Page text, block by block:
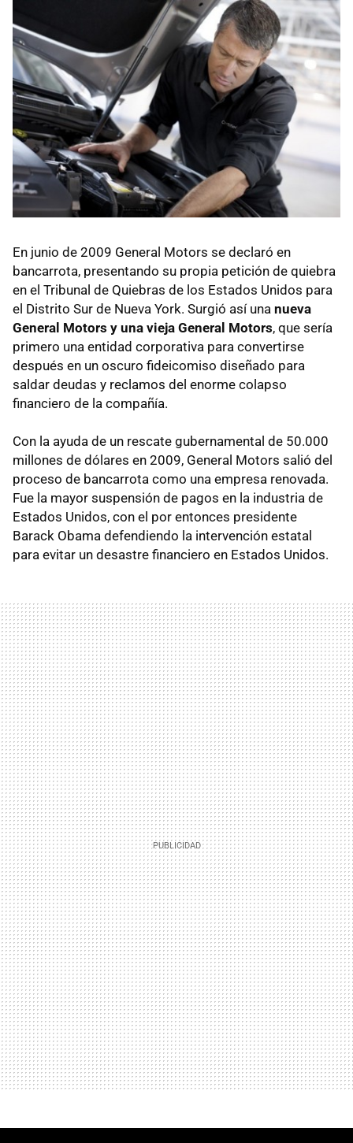
En junio de 2009 General Motors se declaró en
bancarrota, presentando su propia petición de quiebra
en el Tribunal de Quiebras de los Estados Unidos para
el Distrito Sur de Nueva York. Surgió así una nueva
General Motors y una vieja General Motors, que sería
primero una entidad corporativa para convertirse
después en un oscuro fideicomiso diseñado para
saldar deudas y reclamos del enorme colapso
financiero de la compañía.
Con la ayuda de un rescate gubernamental de 50.000
millones de dólares en 2009, General Motors salió del
proceso de bancarrota como una empresa renovada.
Fue la mayor suspensión de pagos en la industria de
Estados Unidos, con el por entonces presidente
Barack Obama defendiendo la intervención estatal
para evitar un desastre financiero en Estados Unidos.